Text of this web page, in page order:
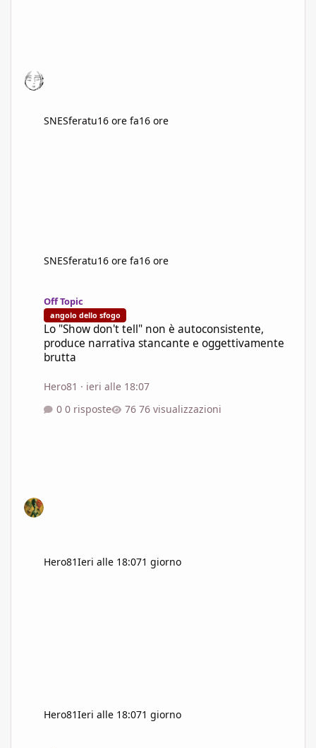
SNESferatu16 ore fa16 ore
SNESferatu16 ore fa16 ore
Off Topic
angolo dello sfogo
Lo "Show don't tell" non è autoconsistente,
produce narrativa stancante e oggettivamente
brutta
Hero81 · ieri alle 18:07
0 risposte
76 visualizzazioni
Hero81Ieri alle 18:071 giorno
Hero81Ieri alle 18:071 giorno